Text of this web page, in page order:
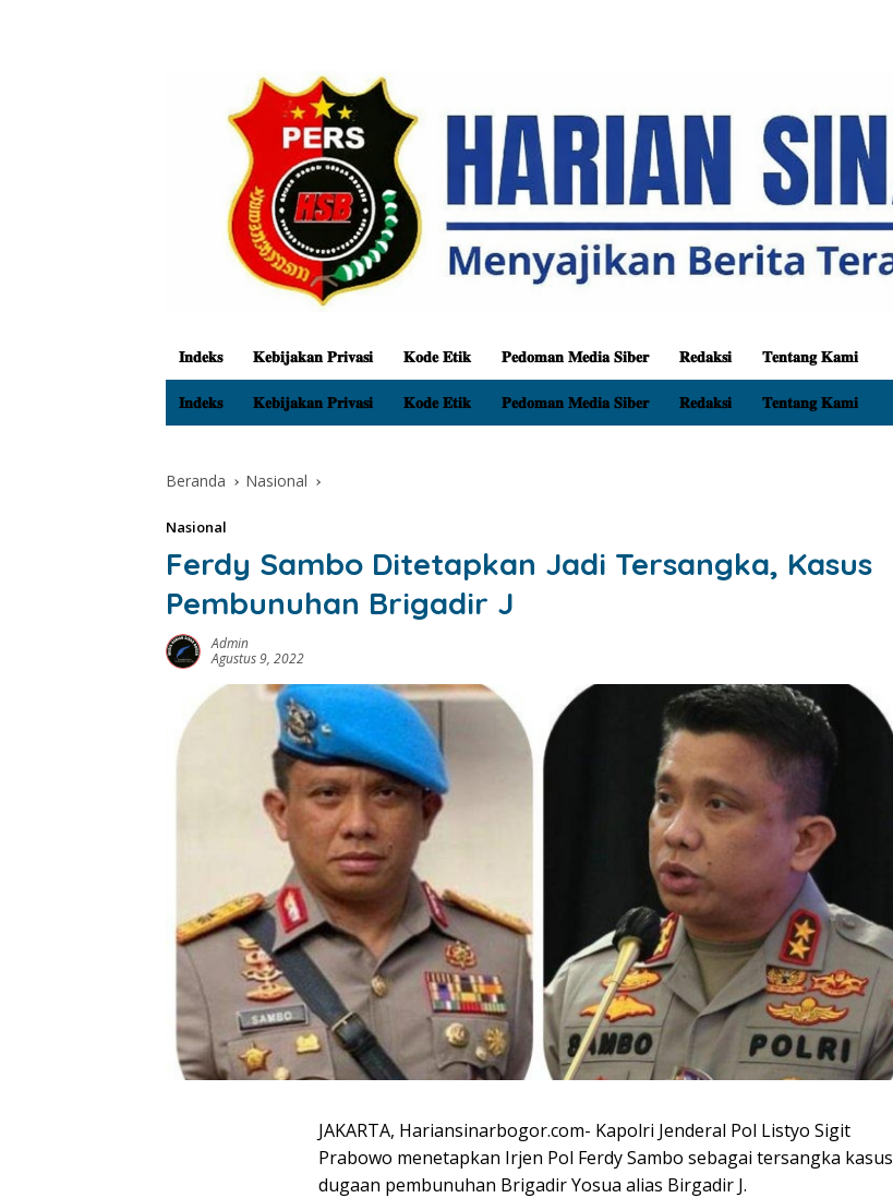
𝐈𝐧𝐝𝐞𝐤𝐬 𝐊𝐞𝐛𝐢𝐣𝐚𝐤𝐚𝐧 𝐏𝐫𝐢𝐯𝐚𝐬𝐢 𝐊𝐨𝐝𝐞 𝐄𝐭𝐢𝐤 𝐏𝐞𝐝𝐨𝐦𝐚𝐧 𝐌𝐞𝐝𝐢𝐚 𝐒𝐢𝐛𝐞𝐫 𝐑𝐞𝐝𝐚𝐤𝐬𝐢 𝐓𝐞𝐧𝐭𝐚𝐧𝐠 𝐊𝐚𝐦𝐢
𝐈𝐧𝐝𝐞𝐤𝐬 𝐊𝐞𝐛𝐢𝐣𝐚𝐤𝐚𝐧 𝐏𝐫𝐢𝐯𝐚𝐬𝐢 𝐊𝐨𝐝𝐞 𝐄𝐭𝐢𝐤 𝐏𝐞𝐝𝐨𝐦𝐚𝐧 𝐌𝐞𝐝𝐢𝐚 𝐒𝐢𝐛𝐞𝐫 𝐑𝐞𝐝𝐚𝐤𝐬𝐢 𝐓𝐞𝐧𝐭𝐚𝐧𝐠 𝐊𝐚𝐦𝐢
Beranda Nasional
Nasional
Ferdy Sambo Ditetapkan Jadi Tersangka, Kasus
Pembunuhan Brigadir J
Admin
Agustus 9, 2022
JAKARTA, Hariansinarbogor.com- Kapolri Jenderal Pol Listyo Sigit
Prabowo menetapkan Irjen Pol Ferdy Sambo sebagai tersangka kasus
dugaan pembunuhan Brigadir Yosua alias Birgadir J.